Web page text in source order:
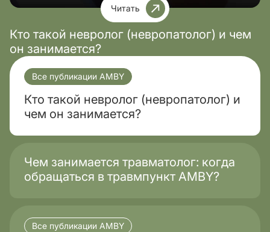
Читать
Кто такой невролог (невропатолог) и чем
он занимается?
Все публикации AMBY
Кто такой невролог (невропатолог) и
чем он занимается?
Чем занимается травматолог: когда
обращаться в травмпункт AMBY?
Все публикации AMBY